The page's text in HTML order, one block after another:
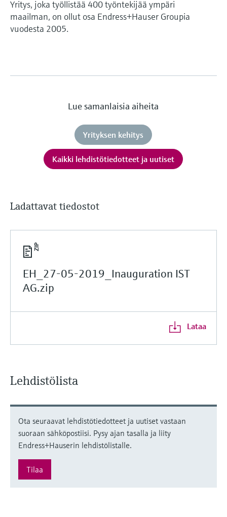
Yritys, joka työllistää 400 työntekijää ympäri
maailman, on ollut osa Endress+Hauser Groupia
vuodesta 2005.
Lue samanlaisia aiheita
Yrityksen kehitys
Kaikki lehdistötiedotteet ja uutiset
Ladattavat tiedostot
EH_27-05-2019_Inauguration IST
AG.zip
Lataa
Lehdistölista
Ota seuraavat lehdistötiedotteet ja uutiset vastaan
suoraan sähköpostiisi. Pysy ajan tasalla ja liity
Endress+Hauserin lehdistölistalle.
Tilaa